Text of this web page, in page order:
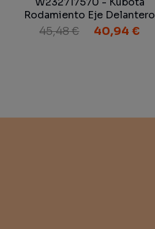
Rodamiento Eje Delantero
Ebro 6079 ST
45,48 € 40,94 €